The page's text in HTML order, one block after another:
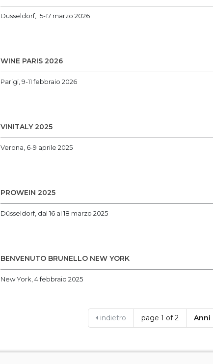
Düsseldorf, 15-17 marzo 2026
WINE PARIS 2026
Parigi, 9-11 febbraio 2026
VINITALY 2025
Verona, 6-9 aprile 2025
PROWEIN 2025
Düsseldorf, dal 16 al 18 marzo 2025
BENVENUTO BRUNELLO NEW YORK
New York, 4 febbraio 2025
indietro page 1 of 2 Anni